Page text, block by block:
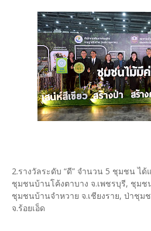
2.รางวัลระดับ “ดี” จำนวน 5 ชุมชน ไ
ชุมชนบ้านโค้งตาบาง จ.เพชรบุรี, ชุม
ชุมชนบ้านจำหวาย จ.เชียงราย, ป่าชุม
จ.ร้อยเอ็ด